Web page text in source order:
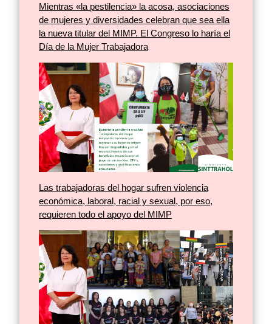
Mientras «la pestilencia» la acosa, asociaciones
de mujeres y diversidades celebran que sea ella
la nueva titular del MIMP. El Congreso lo haría el
Día de la Mujer Trabajadora
Las trabajadoras del hogar sufren violencia
económica, laboral, racial y sexual, por eso,
requieren todo el apoyo del MIMP